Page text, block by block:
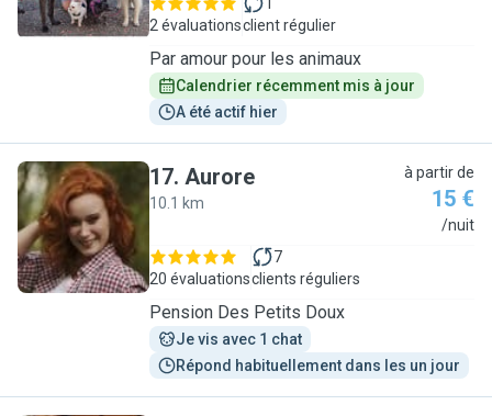
2 évaluationsclient régulier
Par amour pour les animaux
Calendrier récemment mis à jour
A été actif hier
A
17. Aurore
10.1 km
à partir de
15 €
/nuit
20 évaluations
7
clients réguliers
Pension Des Petits Doux
Je vis avec 1 chat
Répond habituellement dans les un jour